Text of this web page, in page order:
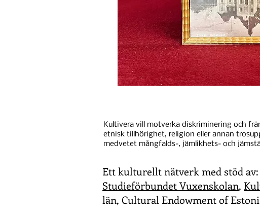
Kultivera vill motverka diskriminering och
etnisk tillhörighet, religion eller annan
medvetet mångfalds-, jämlikhets- och
Ett kulturellt nätverk med stöd av:
Studieförbundet Vuxenskolan,
län, Cultural Endowment of